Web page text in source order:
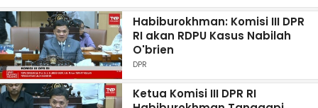
Habiburokhman: Komisi III DPR
RI akan RDPU Kasus Nabilah
O'brien
DPR
Ketua Komisi III DPR RI